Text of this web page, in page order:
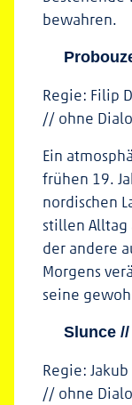
bewahren.
Regie: Filip
// ohne
Ein
frühen 19.
nordischen
stillen Alltag
der andere
Morgens
seine
Slunce
Regie:
// ohne